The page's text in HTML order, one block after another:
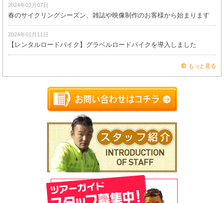
2024年02月07日
春のサイクリングシーズン、雑誌や映像制作のお客様から始まります
2024年01月11日
【レンタルロードバイク】グラベルロードバイクを導入しました
もっと見る